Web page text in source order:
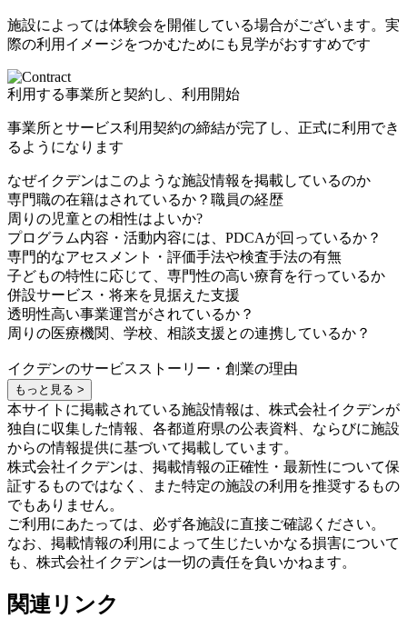
施設によっては体験会を開催している場合がございます。実
際の利用イメージをつかむためにも見学がおすすめです
利用する事業所と契約し、利用開始
事業所とサービス利用契約の締結が完了し、正式に利用でき
るようになります
なぜイクデンはこのような施設情報を掲載しているのか
専門職の在籍はされているか？職員の経歴
周りの児童との相性はよいか?
プログラム内容・活動内容には、PDCAが回っているか？
専門的なアセスメント・評価手法や検査手法の有無
子どもの特性に応じて、専門性の高い療育を行っているか
併設サービス・将来を見据えた支援
透明性高い事業運営がされているか？
周りの医療機関、学校、相談支援との連携しているか？
イクデンのサービスストーリー・創業の理由
もっと見る >
本サイトに掲載されている施設情報は、株式会社イクデンが
独自に収集した情報、各都道府県の公表資料、ならびに施設
からの情報提供に基づいて掲載しています。
株式会社イクデンは、掲載情報の正確性・最新性について保
証するものではなく、また特定の施設の利用を推奨するもの
でもありません。
ご利用にあたっては、必ず各施設に直接ご確認ください。
なお、掲載情報の利用によって生じたいかなる損害について
も、株式会社イクデンは一切の責任を負いかねます。
関連リンク